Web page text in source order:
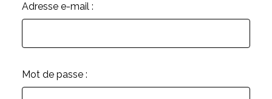
Adresse e-mail :
Mot de passe :